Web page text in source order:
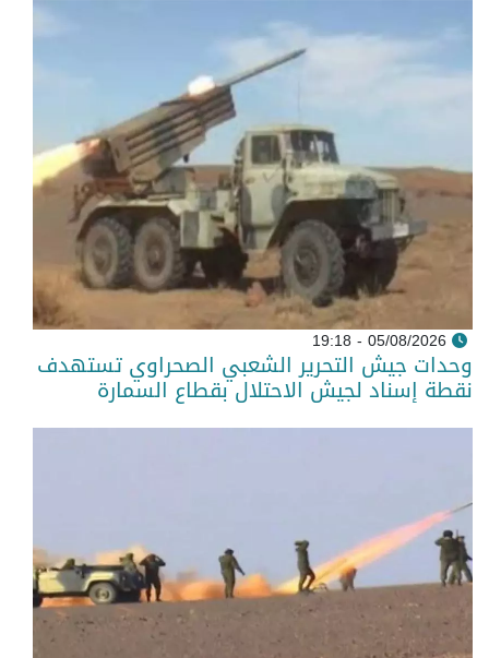
05/08/2026 - 19:18
وحدات جيش التحرير الشعبي الصحراوي تستهدف
نقطة إسناد لجيش الاحتلال بقطاع السمارة